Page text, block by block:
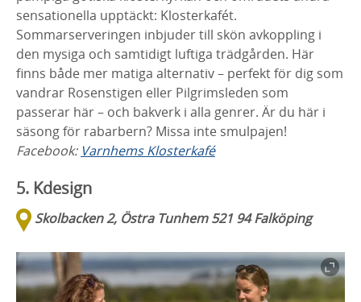
sensationella upptäckt: Klosterkafét.
Sommarserveringen inbjuder till skön avkoppling i
den mysiga och samtidigt luftiga trädgården. Här
finns både mer matiga alternativ – perfekt för dig som
vandrar Rosenstigen eller Pilgrimsleden som
passerar här – och bakverk i alla genrer. Är du här i
säsong för rabarbern? Missa inte smulpajen!
Facebook: Varnhems Klosterkafé
5. Kdesign
Skolbacken 2, Östra Tunhem 521 94 Falköping